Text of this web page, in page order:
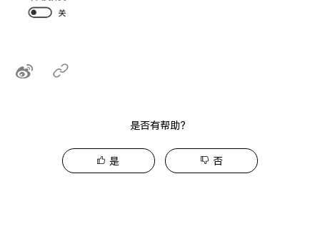
是否有帮助？
是 否